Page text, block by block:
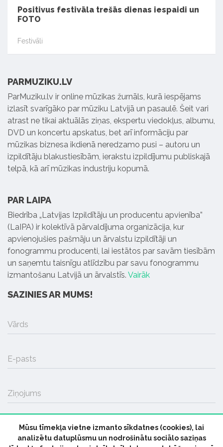
Positivus festivāla trešās dienas iespaidi un
FOTO
Festivāli
PARMUZIKU.LV
ParMuziku.lv ir online mūzikas žurnāls, kurā iespējams
izlasīt svarīgāko par mūziku Latvijā un pasaulē. Šeit vari
atrast ne tikai aktuālās ziņas, ekspertu viedokļus, albumu,
DVD un koncertu apskatus, bet arī informāciju par
mūzikas biznesa ikdienā neredzamo pusi – autoru un
izpildītāju blakustiesībām, ierakstu izpildījumu publiskajā
telpā, kā arī mūzikas industriju kopumā.
PAR LAIPA
Biedrība „Latvijas Izpildītāju un producentu apvienība”
(LaIPA) ir kolektīvā pārvaldījuma organizācija, kur
apvienojušies pašmāju un ārvalstu izpildītāji un
fonogrammu producenti, lai iestātos par savām tiesībām
un saņemtu taisnīgu atlīdzību par savu fonogrammu
izmantošanu Latvijā un ārvalstīs. Vairāk
SAZINIES AR MUMS!
Vārds
E-pasts
Ziņojums
SŪTĪT
Mūsu tīmekļa vietne izmanto sīkdatnes (cookies), lai
analizētu datuplūsmu un nodrošinātu sociālo saziņas